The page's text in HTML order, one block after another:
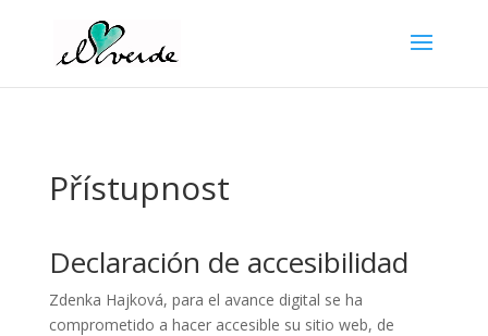
Přístupnost
Declaración de accesibilidad
Zdenka Hajková, para el avance digital se ha
comprometido a hacer accesible su sitio web, de